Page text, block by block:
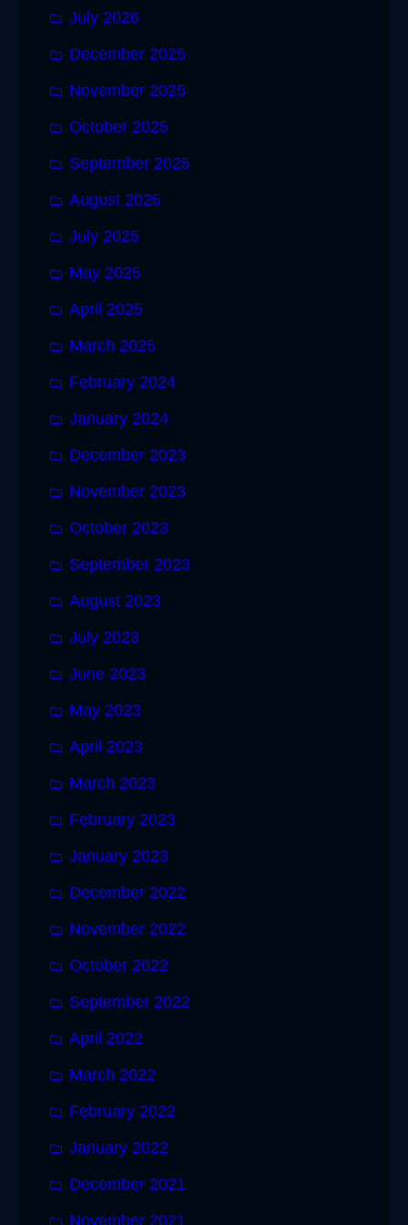
July 2026
December 2025
November 2025
October 2025
September 2025
August 2025
July 2025
May 2025
April 2025
March 2025
February 2024
January 2024
December 2023
November 2023
October 2023
September 2023
August 2023
July 2023
June 2023
May 2023
April 2023
March 2023
February 2023
January 2023
December 2022
November 2022
October 2022
September 2022
April 2022
March 2022
February 2022
January 2022
December 2021
November 2021